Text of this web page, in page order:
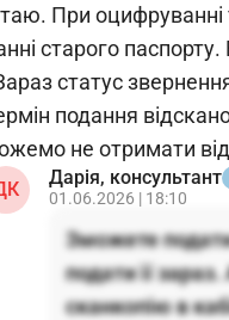
При оцифруванні
старого
статус
подання
не отримати
Дарія, консультант
01.06.2026 | 18:10
Зможете
подати її
сканкопію в